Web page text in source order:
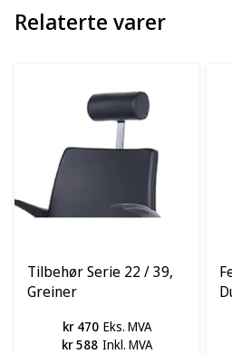
Relaterte varer
Tilbehør Serie 22 / 39,
Greiner
kr 470 Eks. MVA
kr 588 Inkl. MVA